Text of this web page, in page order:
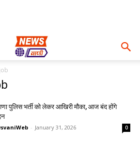
पुलिस भर्ती को लेकर आखिरी मौका, आज बंद होंगे
- January 31, 2026 0